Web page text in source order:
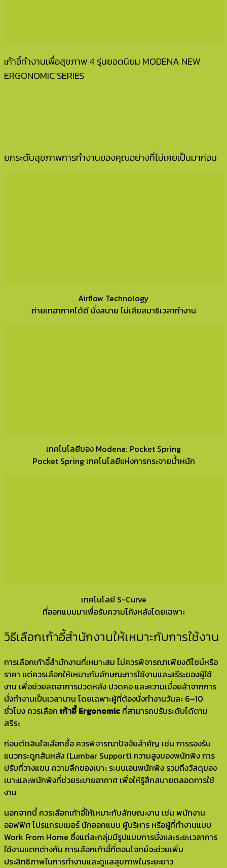
เก้าอี้ทำงานเพื่อสุขภาพ 4 รุ่นยอดนิยม MODENA NEW
ERGONOMIC SERIES
ยกระดับสุขภาพการทำงานของคุณอย่างที่ไม่เคยเป็นมาก่อน
Airflow Technology
ถ่ายเทอากาศได้ดี นั่งสบาย ไม่เสียสมาธิเวลาทำงาน
เทคโนโลยีของ Modena: Pocket Spring
Pocket Spring เทคโนโลยีแห่งการกระจายน้ำหนัก
เทคโนโลยี S-Curve
ที่ออกแบบมาเพื่อรับความโค้งหลังโดยเฉพาะ
วิธีเลือกเก้าอี้สำนักงานให้เหมาะกับการใช้งาน
การเลือกเก้าอี้สำนักงานที่เหมาะสม ไม่ควรพิจารณาเพียงดีไซน์หรือ
ราคา แต่ควรเลือกให้เหมาะกับลักษณะการใช้งานและสรีระของผู้ใช้
งาน เพื่อช่วยลดอาการปวดหลัง ปวดคอ และความเมื่อยล้าจากการ
นั่งทำงานเป็นเวลานาน โดยเฉพาะผู้ที่ต้องนั่งทำงานวันละ 6–10
ชั่วโมง ควรเลือก เก้าอี้ Ergonomic ที่สามารถปรับระดับได้ตาม
สรีระ
ก่อนตัดสินใจเลือกซื้อ ควรพิจารณาปัจจัยสำคัญ เช่น การรองรับ
แนวกระดูกสันหลัง (Lumbar Support) ความสูงของพนักพิง การ
ปรับที่วางแขน ความลึกของเบาะ ระบบเอนพนักพิง รวมถึงวัสดุของ
เบาะและพนักพิงที่ช่วยระบายอากาศ เพื่อให้รู้สึกสบายตลอดการใช้
งาน
นอกจากนี้ ควรเลือกเก้าอี้ให้เหมาะกับลักษณะงาน เช่น พนักงาน
ออฟฟิศ โปรแกรมเมอร์ นักออกแบบ ผู้บริหาร หรือผู้ที่ทำงานแบบ
Work From Home ซึ่งแต่ละกลุ่มมีรูปแบบการนั่งและระยะเวลาการ
ใช้งานแตกต่างกัน การเลือกเก้าอี้ที่ตอบโจทย์จะช่วยเพิ่ม
ประสิทธิภาพในการทำงานและดูแลสุขภาพในระยะยาว